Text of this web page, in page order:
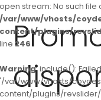
open stream: No such file
/var/www/vhosts/
content/plugins/
line 246
Warning: include():
'/var/www/vhosts/
content/plugins/